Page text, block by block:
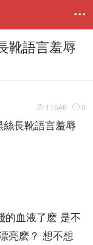

靴語言羞辱
 11546  0
長靴語言羞辱
的血液了麽 是不
亮麽？ 想不想